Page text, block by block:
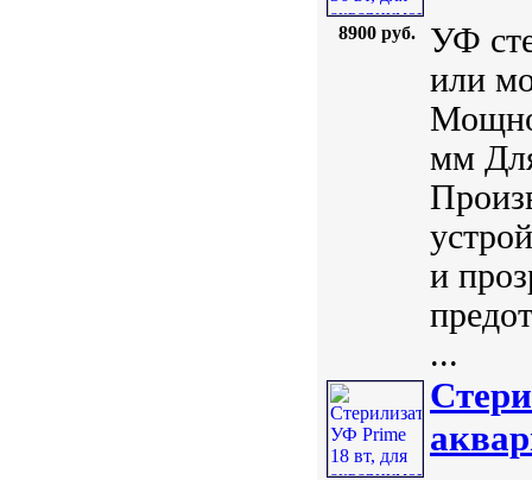
8900 руб.
УФ
или
мм
и
...